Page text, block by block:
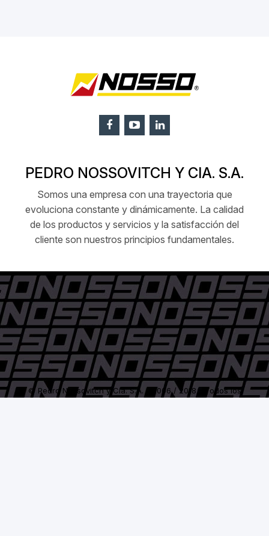
PEDRO NOSSOVITCH Y CIA. S.A.
Somos una empresa con una trayectoria que
evoluciona constante y dinámicamente. La calidad
de los productos y servicios y la satisfacción del
cliente son nuestros principios fundamentales.
© Pedro Nossovitch y Cía. S.A. - 2006 / 2018 - Todos los